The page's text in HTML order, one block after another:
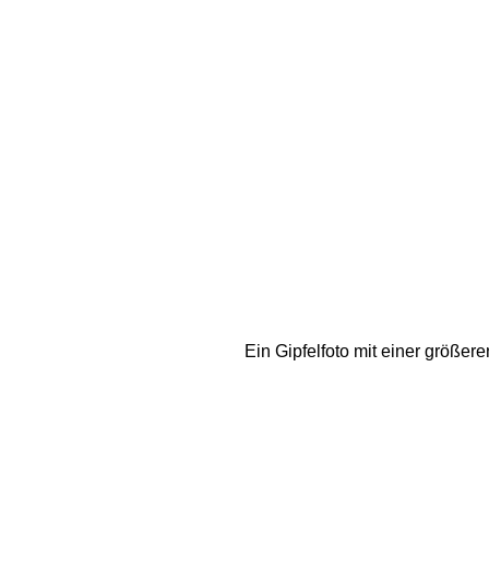
Ein Gipfelfoto mit einer